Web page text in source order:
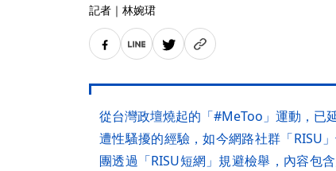
記者 ｜ 林婉珺
從台灣政壇燒起的「#MeToo」運動，已
遭性騷擾的經驗，如今網路社群「RISU
團透過「RISU短網」規避檢舉，內容包